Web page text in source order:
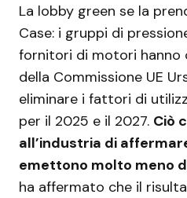
La lobby green se la
Case: i gruppi di
fornitori di motori hanno
della Commissione UE
eliminare i fattori di
per il 2025 e il 2027. Ciò
all’industria di
emettono molto meno
ha affermato che il